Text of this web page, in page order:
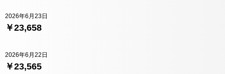
￥23,658
2026年6月23日
￥23,565
2026年6月22日